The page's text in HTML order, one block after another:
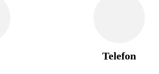
Telefon